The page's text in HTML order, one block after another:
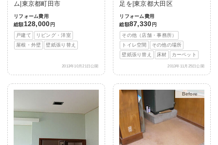
ム|東京都町田市
リフォーム費用
総額128,000 円
戸建て
リビング・洋室
屋根・外壁
壁紙張り替え
2013年10月21日公開
足を|東京都大田区
リフォーム費用
総額87,330 円
その他（店舗・事務所）
トイレ空間
その他の場所
壁紙張り替え
床材 カーペット
2013年11月25日公開
After